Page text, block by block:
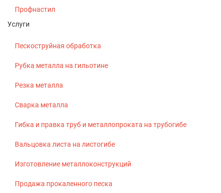
Профнастил
Услуги
Пескоструйная обработка
Рубка металла на гильотине
Резка металла
Сварка металла
Гибка и правка труб и металлопроката на трубогибе
Вальцовка листа на листогибе
Изготовление металлоконструкций
Продажа прокаленного песка